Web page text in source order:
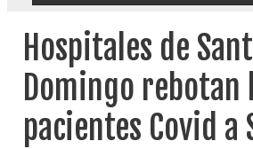
Hospitales de
Domingo rebotan
pacientes Covid a